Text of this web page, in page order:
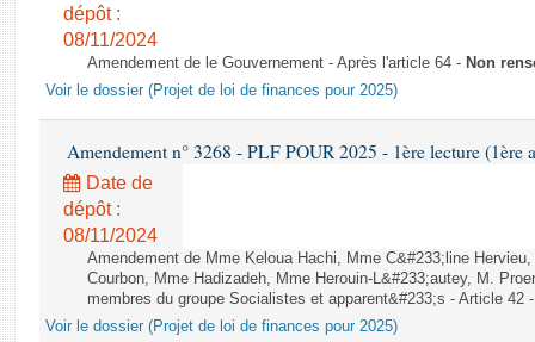
dépôt :
08/11/2024
Amendement de le Gouvernement - Après l'article 64 - Non
Voir le dossier (Projet de loi de finances pour 2025)
Amendement n° 3268 - PLF POUR 2025 - 1ère lecture (1ère
Date de
dépôt :
08/11/2024
Amendement de Mme Keloua Hachi, Mme C&#233;line
Courbon, Mme Hadizadeh, Mme Herouin-L&#233;autey, M.
membres du groupe Socialistes et apparent&#233;s - Article 42
Voir le dossier (Projet de loi de finances pour 2025)